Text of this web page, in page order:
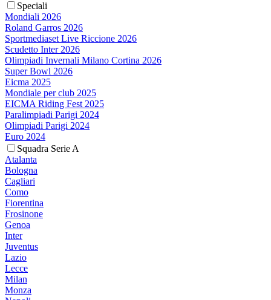
Speciali
Mondiali 2026
Roland Garros 2026
Sportmediaset Live Riccione 2026
Scudetto Inter 2026
Olimpiadi Invernali Milano Cortina 2026
Super Bowl 2026
Eicma 2025
Mondiale per club 2025
EICMA Riding Fest 2025
Paralimpiadi Parigi 2024
Olimpiadi Parigi 2024
Euro 2024
Squadra Serie A
Atalanta
Bologna
Cagliari
Como
Fiorentina
Frosinone
Genoa
Inter
Juventus
Lazio
Lecce
Milan
Monza